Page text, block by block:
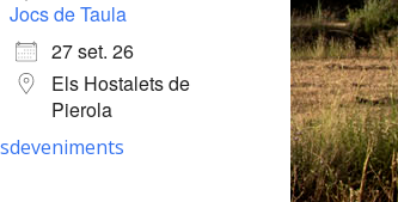
Jocs de Taula
27 set. 26
Els Hostalets de
Pierola